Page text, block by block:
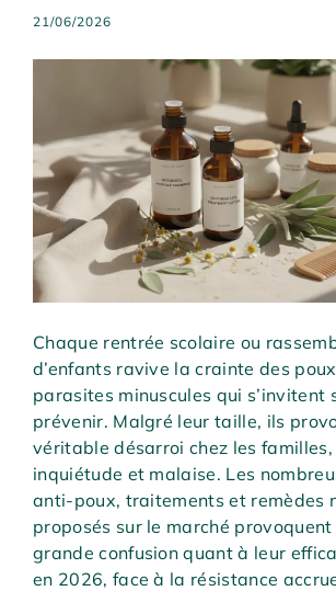
21/06/2026
Chaque rentrée scolaire ou
d’enfants ravive la crainte des
parasites minuscules qui s’invitent
prévenir. Malgré leur taille, ils
véritable désarroi chez les
inquiétude et malaise. Les
anti-poux, traitements et remèdes
proposés sur le marché
grande confusion quant à leur
en 2026, face à la résistance